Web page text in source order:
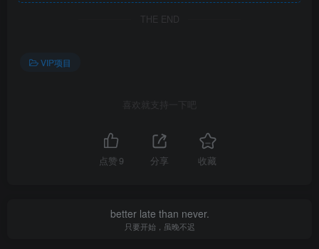
THE END
VIP项目
喜欢就支持一下吧
点赞 9 分享 收藏
better late than never.
只要开始，虽晚不迟